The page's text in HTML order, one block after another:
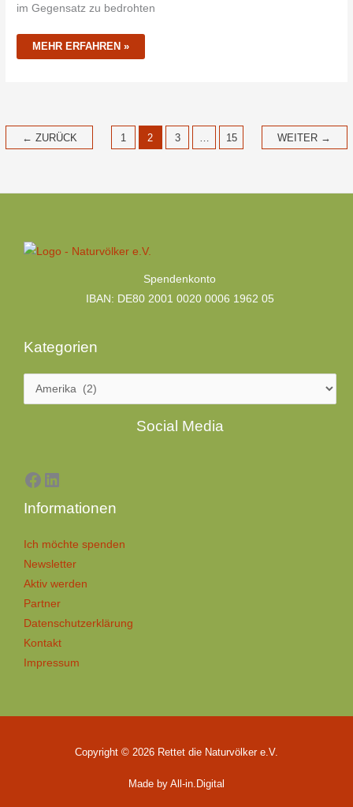
im Gegensatz zu bedrohten
MEHR ERFAHREN »
← ZURÜCK 1 2 3 15 WEITER →
Spendenkonto
IBAN: DE80 2001 0020 0006 1962 05
Kategorien
Social Media
Facebook
LinkedIn
Informationen
Ich möchte spenden
Newsletter
Aktiv werden
Partner
Datenschutzerklärung
Kontakt
Impressum
Copyright © 2026 Rettet die Naturvölker e.V.
Made by All-in.Digital